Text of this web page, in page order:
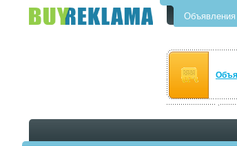
Объявления